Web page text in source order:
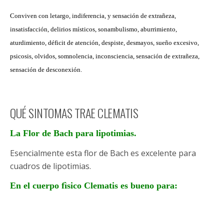
Conviven con letargo, indiferencia, y sensación de extrañeza,
insatisfacción, delirios místicos, sonambulismo, aburrimiento,
aturdimiento, déficit de atención, despiste, desmayos, sueño excesivo,
psicosis, olvidos, somnolencia, inconsciencia, sensación de extrañeza,
sensación de desconexión.
QUÉ SINTOMAS TRAE CLEMATIS
La Flor de Bach para lipotimias.
Esencialmente esta flor de Bach es excelente para
cuadros de lipotimias.
En el cuerpo fìsico Clematis es bueno para: